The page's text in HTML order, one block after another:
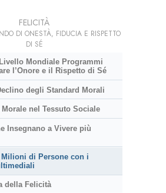
FELICITÀ
DI ONESTÀ, FIDUCIA E RISPETTO
DI SÉ
Mondiale Programmi
l’Onore e il Rispetto di Sé
degli Standard Morali
nel Tessuto Sociale
Insegnano a Vivere più
Milioni di Persone con i
della Felicità